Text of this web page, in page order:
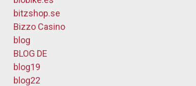
bitzshop.se
Bizzo Casino
blog
BLOG DE
blog19
blog22